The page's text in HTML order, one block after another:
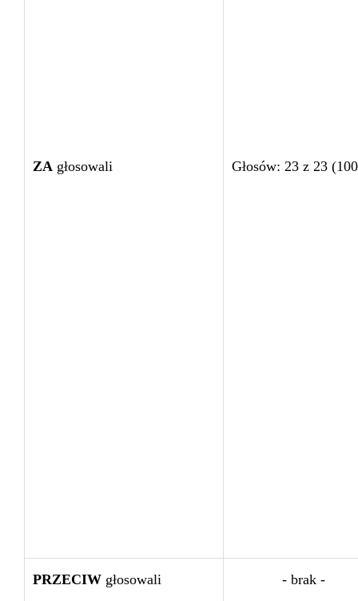
ZA głosowali Głosów: 23 z 23
PRZECIW głosowali - brak -